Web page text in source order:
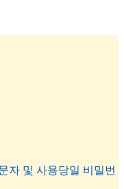
자 및 사용당일 비밀번